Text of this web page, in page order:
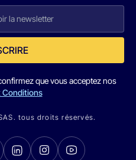
que vous acceptez nos
Conditions
tous droits réservés.